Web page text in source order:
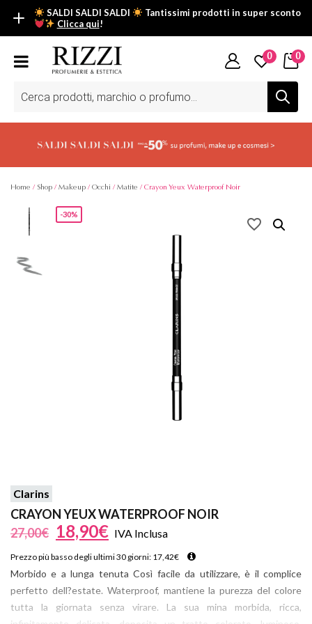
SALDI SALDI SALDI
Tantissimi prodotti in super sconto
Clicca qui!
SALDI SALDI SALDI
Fino al -50% su tantissimi prodotti beauty nella sezione saldi: il
Scopri tutti i prodotti in super saldo!Clicca qui
prodotti
0 0
Home / Shop / Makeup / Occhi / Matite / Crayon Yeux Waterproof Noir
-30%
Clarins
CRAYON YEUX WATERPROOF NOIR
27,00€ 18,90€ IVA Inclusa
Prezzo più basso degli ultimi 30 giorni: 17,42€
Morbido e a lunga tenuta Così facile da utilizzare, è il complice
perfetto dell?estate. Waterproof, mantiene la purezza del colore
tutta la giornata senza virare. La sua mina morbida, ricca,